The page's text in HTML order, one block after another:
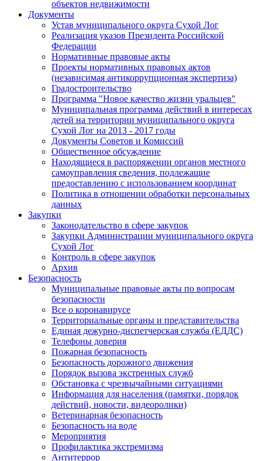
объектов недвижимости
Документы
Устав муниципального округа Сухой Лог
Реализация указов Президента Российской
Федерации
Нормативные правовые акты
Проекты нормативных правовых актов
(независимая антикоррупционная экспертиза)
Градостроительство
Программа "Новое качество жизни уральцев"
Муниципальная программа действий в интересах
детей на территории муниципального округа
Сухой Лог на 2013 - 2017 годы
Документы Советов и Комиссий
Общественное обсуждение
Находящиеся в распоряжении органов местного
самоуправления сведения, подлежащие
предоставлению с использованием координат
Политика в отношении обработки персональных
данных
Закупки
Законодательство в сфере закупок
Закупки Администрации муниципального округа
Сухой Лог
Контроль в сфере закупок
Архив
Безопасность
Муниципальные правовые акты по вопросам
безопасности
Все о коронавирусе
Территориальные органы и представительства
Единая дежурно-диспетчерская служба (ЕДДС)
Телефоны доверия
Пожарная безопасность
Безопасность дорожного движения
Порядок вызова экстренных служб
Обстановка с чрезвычайными ситуациями
Информация для населения (памятки, порядок
действий, новости, видеоролики)
Ветеринарная безопасность
Безопасность на воде
Мероприятия
Профилактика экстремизма
Антитеррор